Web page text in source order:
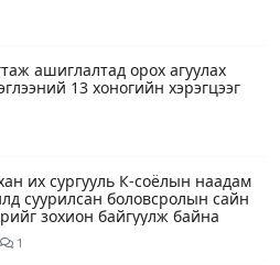
ашиглалтад орох агуулах
13 хоногийн хэрэгцээг
их сургууль К-соёлын наадам
суурилсан боловсролын сайн
зохион байгуулж байна
1